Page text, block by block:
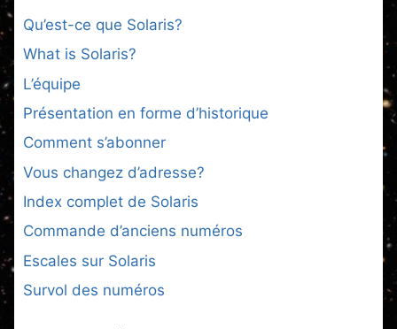
Qu’est-ce que Solaris?
What is Solaris?
L’équipe
Présentation en forme d’historique
Comment s’abonner
Vous changez d’adresse?
Index complet de Solaris
Commande d’anciens numéros
Escales sur Solaris
Survol des numéros